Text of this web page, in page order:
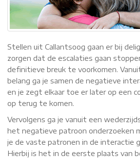
Stellen uit Callantsoog gaan er bij
zorgen dat de escalaties gaan
definitieve breuk te voorkomen.
belang ga je samen de negatieve
en je zegt elkaar toe er later op een
op terug te komen.
Vervolgens ga je vanuit een
het negatieve patroon onderzoeken
je de vaste patronen in de interactie
Hierbij is het in de eerste plaats van